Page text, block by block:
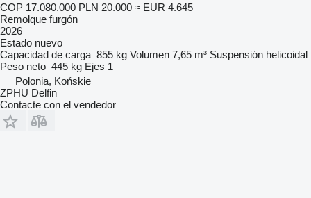
COP 17.080.000 PLN 20.000 ≈ EUR 4.645
Remolque furgón
2026
Estado nuevo
Capacidad de carga 855 kg Volumen 7,65 m³ Suspensión helicoidal
Peso neto 445 kg Ejes 1
Polonia, Końskie
ZPHU Delfin
Contacte con el vendedor